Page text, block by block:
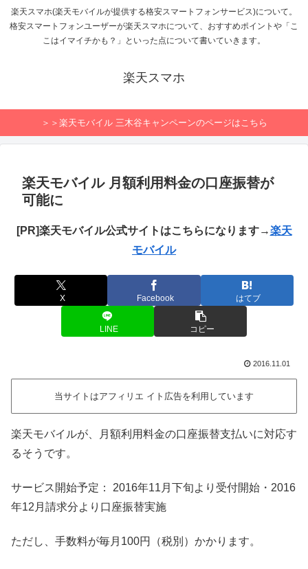
楽天スマホ(楽天モバイルが提供する格安スマートフォンサービス)について。
格安スマートフォンユーザーが楽天スマホについて、おすすめポイントや「こ
こはイマイチかも？」といった点について書いていきます。
楽天スマホ
＞＞楽天モバイル 三木谷キャンペーンのページはこちら
楽天モバイル 月額利用料金の口座振替が
可能に
[PR]楽天モバイル公式サイトはこちらになります→楽天
モバイル
X Facebook はてブ
LINE コピー
2016.11.01
当サイトはアフィリエ イト広告を利用しています
楽天モバイルが、月額利用料金の口座振替支払いに対応す
るそうです。
サービス開始予定： 2016年11月下旬より受付開始・2016
年12月請求分より口座振替実施
ただし、手数料が毎月100円（税別）かかります。